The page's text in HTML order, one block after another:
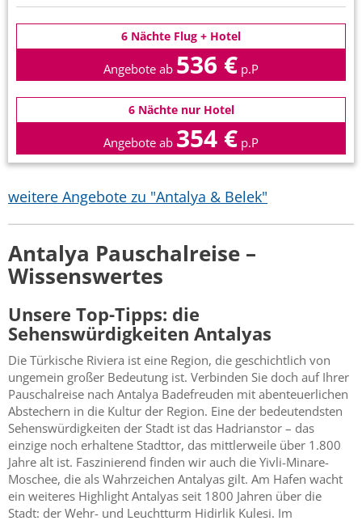
6 Nächte Flug + Hotel
Angebote ab 536 € p.P
6 Nächte nur Hotel
Angebote ab 354 € p.P
weitere Angebote zu "Antalya & Belek"
Antalya Pauschalreise –
Wissenswertes
Unsere Top-Tipps: die
Sehenswürdigkeiten Antalyas
Die Türkische Riviera ist eine Region, die geschichtlich von
ungemein großer Bedeutung ist. Verbinden Sie doch auf Ihrer
Pauschalreise nach Antalya Badefreuden mit abenteuerlichen
Abstechern in die Kultur der Region. Eine der bedeutendsten
Sehenswürdigkeiten der Stadt ist das Hadrianstor – das
einzige noch erhaltene Stadttor, das mittlerweile über 1.800
Jahre alt ist. Faszinierend finden wir auch die Yivli-Minare-
Moschee, die als Wahrzeichen Antalyas gilt. Am Hafen wacht
ein weiteres Highlight Antalyas seit 1800 Jahren über die
Stadt: der Wehr- und Leuchtturm Hidirlik Kulesi. Im